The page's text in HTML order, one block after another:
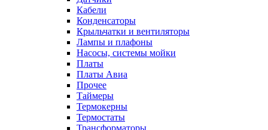
Кабели
Конденсаторы
Крыльчатки и вентиляторы
Лампы и плафоны
Насосы, системы мойки
Платы
Платы Авиа
Прочее
Таймеры
Термокерны
Термостаты
Трансформаторы